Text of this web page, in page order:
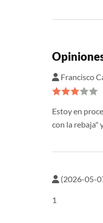
Francisco
Estoy en
con la rebaja"
(2026-05-
1